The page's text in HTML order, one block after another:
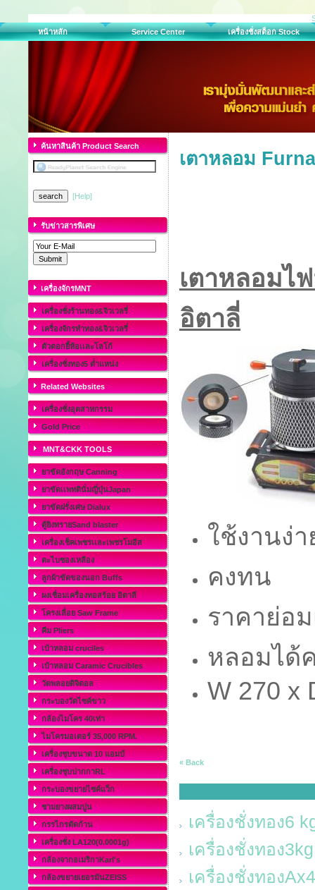
หน้าหลัก
Service Center เครื่องชั่งสต็อก Stock
ค้นหาสินค้า Product Search
[Help]
รับข่าวสารพิเศษ
เครื่องจักรMNT
เครื่องชั่งร้านทอง&จิวเวลรี่
เครื่องจักรทำทอง&จิวเวลรี่
ตัวตอกยี้ห้อเเละโลโก้
เครื่องชั่งทอง5 ต่ำแหน่ง
Related Websites
เครื่องชั่งอุตสาหกรรม
Gold Price
MNT&CKK TOOLS
ยาขัดอังกฤษ Canning
ยาขัดเเพทตินั่มญี่ปุ่นJapan
ยาขัดฝรั่งเศษ Dialux
ตู้ยิงทรายSand blaster
เครื่องเช็คเพชรเเละเพชรโมอีส
ตะไบซองเหลือง
ลูกผ้าขัดของนอก Buffs
ผงเชื่อมเครื่องทอสร้อย อิตาลี
โครงเลื่อย Saw Frame
คีม Pliers
เบ้าหลอม cruciles
เบ้าหลอม Caramic Crucibles
วัดพลอยดิจิตอล
กระบองวัดไซค์ขาว
กล้องไมโคร 40เท่า
ไมโครมอเตอร์ 35,000 RPM.
เครื่องชุบขนาด 10 แอมป์
เครื่องชุบปากกาRL
กระบองขยายไซค์แว็ก
ชามยางผสมปูน
กรรไกรตัดก้าน
เครื่องชั่ง LA120(0.0001g)
กล้องจากอเมริกาKarl's
กล้องขยายเยอรมันZEISS
เตาหลอม
เตาหลอมไ
อิตาลี่
ใช้งานง่า
คงทน
ราคาย่อม
หลอมได้
W 270 x
« Back
เครื่องชั่งทอง6
เครื่องชั่งทอง
เครื่องชั่งทอง